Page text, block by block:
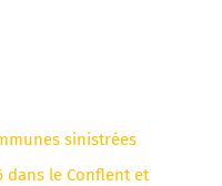
sinistrées
dans le Conflent et